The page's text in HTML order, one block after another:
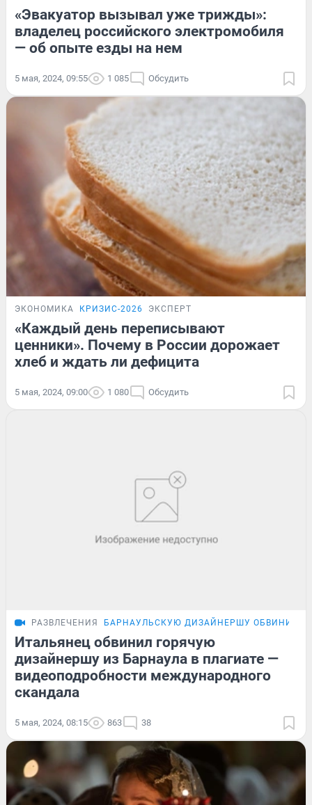
«Эвакуатор вызывал уже трижды»:
владелец российского электромобиля
— об опыте езды на нем
5 мая, 2024, 09:55 1 085 Обсудить
ЭКОНОМИКА КРИЗИС-2026 ЭКСПЕРТ
«Каждый день переписывают
ценники». Почему в России дорожает
хлеб и ждать ли дефицита
5 мая, 2024, 09:00 1 080 Обсудить
РАЗВЛЕЧЕНИЯ БАРНАУЛЬСКУЮ ДИЗАЙНЕРШУ ОБВИНИЛИ
Итальянец обвинил горячую
дизайнершу из Барнаула в плагиате —
видеоподробности международного
скандала
5 мая, 2024, 08:15 863 38